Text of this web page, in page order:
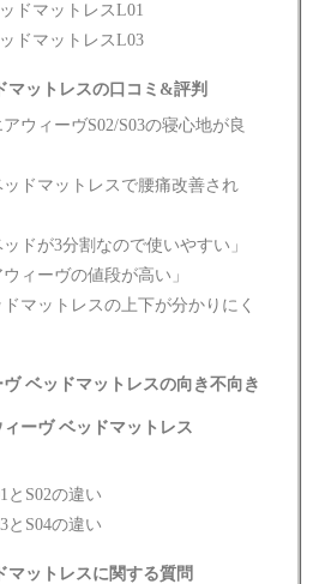
ドマットレスL01
ドマットレスL03
マットレスの口コミ&評判
ウィーヴS02/S03の寝心地が良
ッドマットレスで腰痛改善され
ドが3分割なので使いやすい」
ィーヴの値段が高い」
マットレスの上下が分かりにく
ベッドマットレスの向き不向き
ィーヴ ベッドマットレス
とS02の違い
とS04の違い
マットレスに関する質問